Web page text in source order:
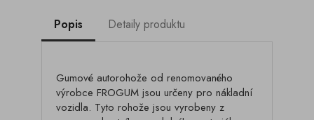
Popis Detaily produktu
Gumové autorohože od renomovaného
výrobce FROGUM jsou určeny pro nákladní
vozidla. Tyto rohože jsou vyrobeny z